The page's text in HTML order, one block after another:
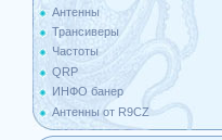
Антенны
Трансиверы
Частоты
QRP
ИНФО банер
Антенны от R9CZ